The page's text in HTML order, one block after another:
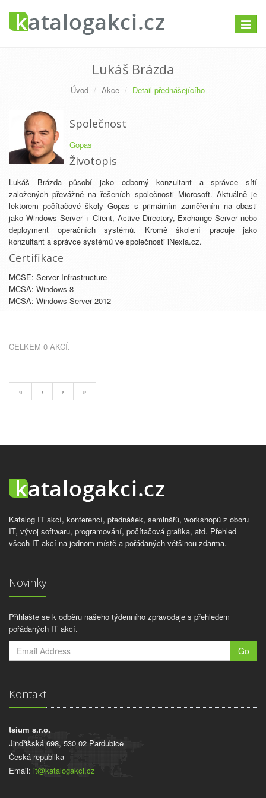
Lukáš Brázda
Úvod Akce Detail přednášejícího
Společnost
Gopas
Životopis
Lukáš Brázda působí jako odborný konzultant a správce sítí
založených převážně na řešeních společnosti Microsoft. Aktuálně je
lektorem počítačové školy Gopas s primárním zaměřením na obasti
jako Windows Server + Client, Active Directory, Exchange Server nebo
deployment operačních systémů. Kromě školení pracuje jako
konzultant a správce systémů ve společnosti iNexia.cz.
Certifikace
MCSE: Server Infrastructure
MCSA: Windows 8
MCSA: Windows Server 2012
CELKEM 0 AKCÍ.
« ‹ › »
Katalog IT akcí, konferencí, přednášek, seminářů, workshopů z oboru
IT, vývoj softwaru, programování, počítačová grafika, atd. Přehled
všech IT akcí na jednom místě a pořádaných většinou zdarma.
Novinky
Přihlašte se k odběru našeho týdenního zpravodaje s přehledem
pořádaných IT akcí.
Go
Kontakt
tsium s.r.o.
Jindřišská 698, 530 02 Pardubice
Česká republika
Email: it@katalogakci.cz